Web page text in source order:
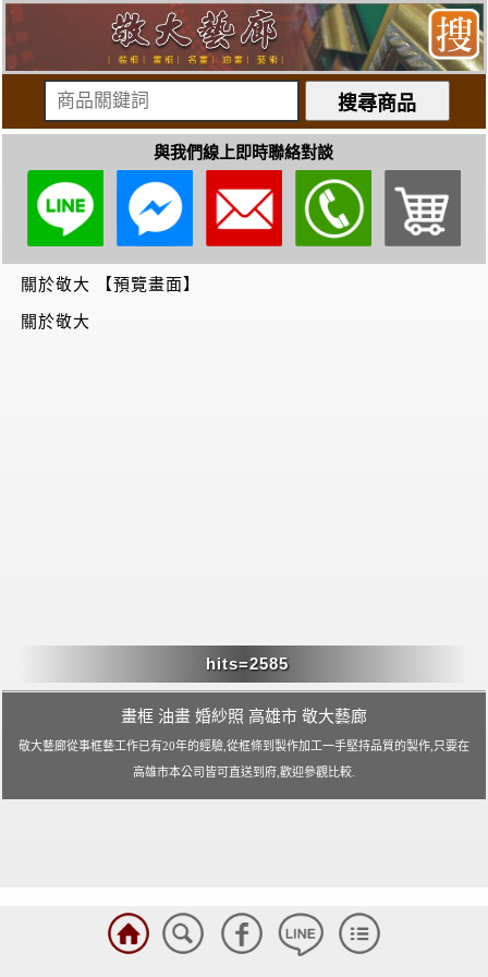
與我們線上即時聯絡對談
畫框 油畫 婚紗照 高雄市 敬大藝廊
敬大藝廊從事框藝工作已有20年的經驗,從框條到製作加工一手堅持品質的製作,只要在
高雄市本公司皆可直送到府,歡迎參觀比較.